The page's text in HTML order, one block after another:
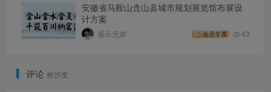
安徽省马鞍山含山县城市规划展览馆布展设
计方案
展示兄弟 会员专属 43
评论 抢沙发